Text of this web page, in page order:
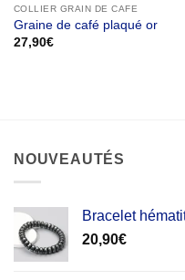
COLLIER GRAIN DE CAFE
Graine de café plaqué or
27,90€
NOUVEAUTÉS
Bracelet
20,90€